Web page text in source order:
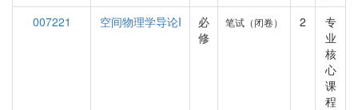
007221
空间物理学导论I
必
修
笔试（闭卷） 2
专
业
核
心
课
程